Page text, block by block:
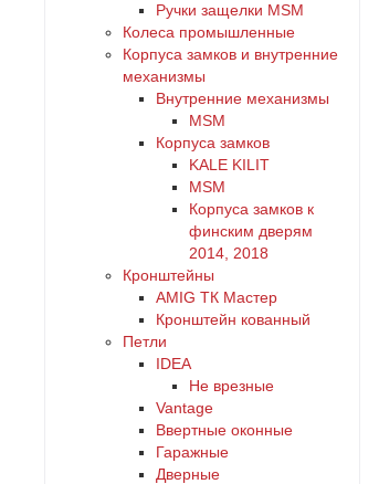
Ручки защелки MSM
Колеса промышленные
Корпуса замков и внутренние
механизмы
Внутренние механизмы
MSM
Корпуса замков
KALE KILIT
MSM
Корпуса замков к
финским дверям
2014, 2018
Кронштейны
AMIG ТК Мастер
Кронштейн кованный
Петли
IDEA
Не врезные
Vantage
Ввертные оконные
Гаражные
Дверные